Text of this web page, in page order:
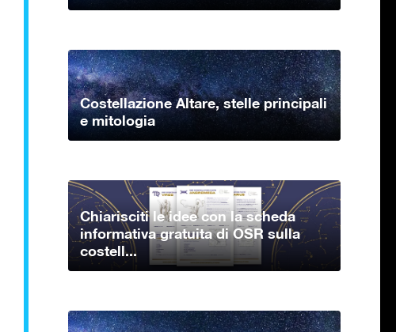
Costellazione Altare, stelle principali
e mitologia
Chiarisciti le idee con la scheda
informativa gratuita di OSR sulla
costell...